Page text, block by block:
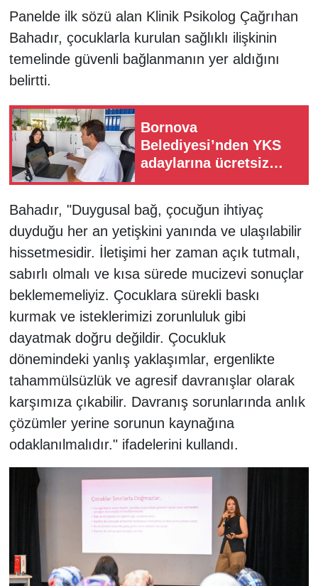
Panelde ilk sözü alan Klinik Psikolog Çağrıhan
Bahadır, çocuklarla kurulan sağlıklı ilişkinin
temelinde güvenli bağlanmanın yer aldığını
belirtti.
Bornova
Belediyesi’nden YKS
adaylarına ücretsiz
Bahadır, "Duygusal bağ, çocuğun ihtiyaç
duyduğu her an yetişkini yanında ve ulaşılabilir
hissetmesidir. İletişimi her zaman açık tutmalı,
sabırlı olmalı ve kısa sürede mucizevi sonuçlar
beklememeliyiz. Çocuklara sürekli baskı
kurmak ve isteklerimizi zorunluluk gibi
dayatmak doğru değildir. Çocukluk
dönemindeki yanlış yaklaşımlar, ergenlikte
tahammülsüzlük ve agresif davranışlar olarak
karşımıza çıkabilir. Davranış sorunlarında anlık
çözümler yerine sorunun kaynağına
odaklanılmalıdır." ifadelerini kullandı.